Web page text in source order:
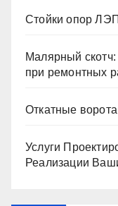
Стойки опор ЛЭП
Малярный
при ремонтных
Откатные ворота
Услуги
Реализации